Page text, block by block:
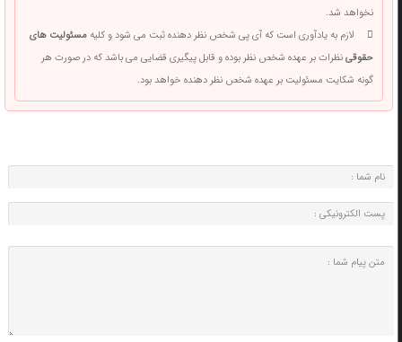
نخواهد شد.
لازم به یادآوری است که آی پی شخص نظر دهنده ثبت می شود و کلیهمسئولیت های
حقوقینظرات بر عهده شخص نظر بوده و قابل پیگیری قضایی می باشد که در صورت هر
گونه شکایت مسئولیت بر عهده شخص نظر دهنده خواهد بود.